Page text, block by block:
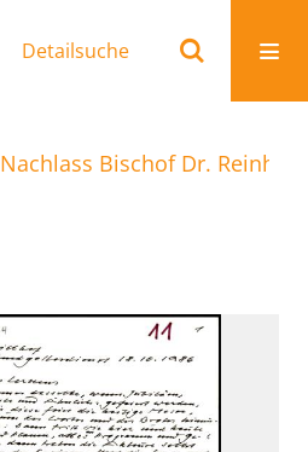
Detailsuche
Nachlass Bischof Dr.